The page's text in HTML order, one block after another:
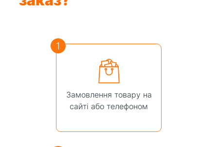
1
Замовлення товару на
сайті або телефоном